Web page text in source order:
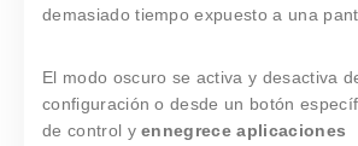
demasiado tiempo expuesto a una
El modo oscuro se activa y desactiva
configuración o desde un botón
de control yennegrece aplicaciones